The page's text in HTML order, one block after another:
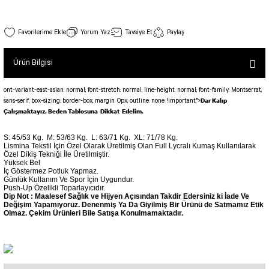
Basic Taytlar
Ve Bel Tayt
Deri Görünümlü Tayt
Tül Detaylı Spor Taytlar
Dekolte Tayt
MODELLİ TAYTLAR
Fermuarlı Taytlar
İp Detaylı Spor Taytlar
Kısa Taytlar
Midi Şort
Tulum Kategorisi 2
1 SCRUNCH BUTT TULUM
MAYORKA TULUM
Oslo Tulum
LUNA BACKLESS TULUM
Çapraz İp Detaylı Tulum
Çift Çapraz Tulum
Tek Çapraz Tulum
Tulum Kategorisi 3
4 Kollu SCRUNCH BUT Tulum İSPANYOL
Fermuarlı Spor Bra
Halkalı Spor Bra
Viyana Spor Bustiyer
Spor Bustiyer 2
SCULPT LINE SPOR BUSTIYER
Tshirt
BOLERA
Tshirt
Ekstra Yüksek Bel Spor Tayt 277
Yorum Yaz Tavsiye Et Paylaş
Ürün Bilgisi
ont-variant-east-asian: normal; font-stretch: normal; line-height: normal; font-family: Montserrat,
sans-serif; box-sizing: border-box; margin: 0px; outline: none !important;">Dar Kalıp
Çalışmaktayız. Beden Tablosuna Dikkat Edelim.
S: 45/53 Kg. M: 53/63 Kg. L: 63/71 Kg. XL: 71/78 Kg.
Lismina Tekstil İçin Özel Olarak Üretilmiş Olan Full Lycralı Kumaş Kullanılarak
Özel Dikiş Tekniği İle Üretilmiştir.
Yüksek Bel
İç Göstermez Potluk Yapmaz.
Günlük Kullanım Ve Spor İçin Uygundur.
Push-Up Özelikli Toparlayıcıdır.
Dip Not : Maalesef Sağlık ve Hijyen Açısından Takdir Edersiniz ki İade Ve
Değişim Yapamıyoruz. Denenmiş Ya Da Giyilmiş Bir Ürünü de Satmamız Etik
Olmaz. Çekim Ürünleri Bile Satışa Konulmamaktadır.